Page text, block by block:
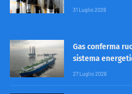
31 Luglio 2026
Gas conferma
sistema
27 Luglio 2026